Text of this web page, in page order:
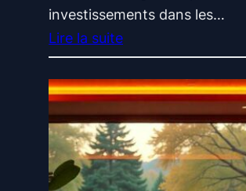
investissements dans les…
Lire la suite
:
É
c
o
n
o